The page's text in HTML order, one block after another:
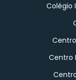
Colégio
Centro